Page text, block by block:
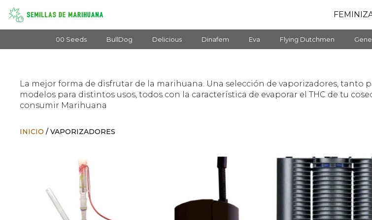
00 Seeds BullDog Delicious Dinafem Eva Flying Dutchmen
La mejor forma de disfrutar de la marihuana. Una selección de vaporizadores, tanto
modelos para distintos usos, todos con la característica de evaporar el THC de tu
consumir Marihuana
INICIO / VAPORIZADORES